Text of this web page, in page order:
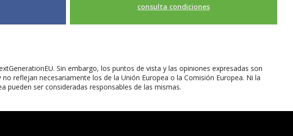
consulta condiciones
Sin embargo, los puntos de vista y las opiniones expresadas son
reflejan necesariamente los de la Unión Europea o la Comisión Europea. Ni la
pueden ser consideradas responsables de las mismas.